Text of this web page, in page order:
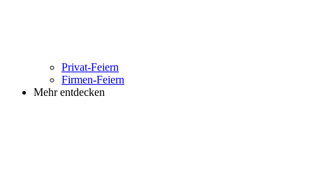
Privat-Feiern
Firmen-Feiern
Mehr entdecken